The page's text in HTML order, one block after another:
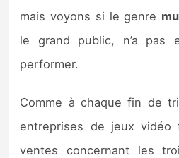
Guides
mais voyons si le genre
le grand public, n’a pas
performer.
Comme à chaque fin de
entreprises de jeux
ventes concernant les